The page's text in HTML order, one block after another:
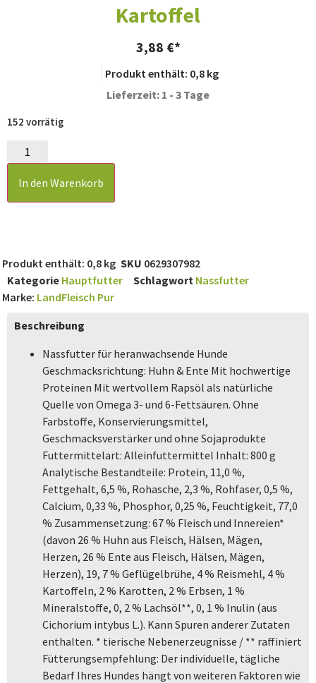
Kartoffel
3,88 €
Produkt enthält: 0,8 kg
Lieferzeit: 1 - 3 Tage
152 vorrätig
In den Warenkorb
Produkt enthält: 0,8 kg SKU 0629307982
Kategorie Hauptfutter Schlagwort Nassfutter
Marke: LandFleisch Pur
Beschreibung
Nassfutter für heranwachsende Hunde
Geschmacksrichtung: Huhn & Ente Mit hochwertige
Proteinen Mit wertvollem Rapsöl als natürliche
Quelle von Omega 3- und 6-Fettsäuren. Ohne
Farbstoffe, Konservierungsmittel,
Geschmacksverstärker und ohne Sojaprodukte
Futtermittelart: Alleinfuttermittel Inhalt: 800 g
Analytische Bestandteile: Protein, 11,0 %,
Fettgehalt, 6,5 %, Rohasche, 2,3 %, Rohfaser, 0,5 %,
Calcium, 0,33 %, Phosphor, 0,25 %, Feuchtigkeit, 77,0
% Zusammensetzung: 67 % Fleisch und Innereien*
(davon 26 % Huhn aus Fleisch, Hälsen, Mägen,
Herzen, 26 % Ente aus Fleisch, Hälsen, Mägen,
Herzen), 19, 7 % Geflügelbrühe, 4 % Reismehl, 4 %
Kartoffeln, 2 % Karotten, 2 % Erbsen, 1 %
Mineralstoffe, 0, 2 % Lachsöl**, 0, 1 % Inulin (aus
Cichorium intybus L.). Kann Spuren anderer Zutaten
enthalten. * tierische Nebenerzeugnisse / ** raffiniert
Fütterungsempfehlung: Der individuelle, tägliche
Bedarf Ihres Hundes hängt von weiteren Faktoren wie